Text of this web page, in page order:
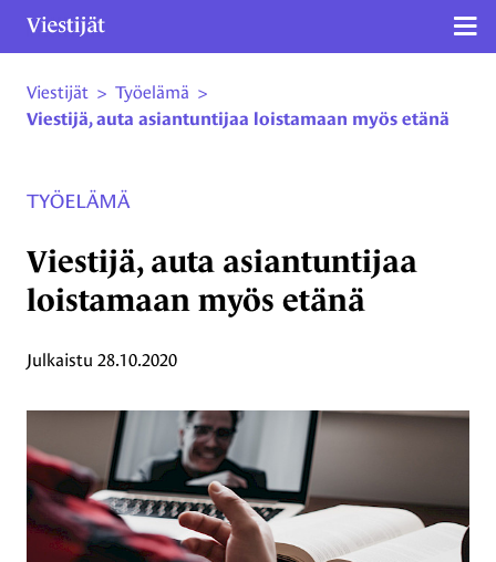
Siirry sivun sisältöön
Viestijät > Työelämä >
Viestijä, auta asiantuntijaa loistamaan myös etänä
Viestijä, auta asiantuntijaa
loistamaan myös etänä
TYÖELÄMÄ
Julkaistu 28.10.2020